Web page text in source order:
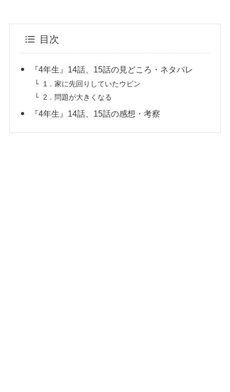
目次
『4年生』14話、15話の見どころ・ネタバレ
1．家に先回りしていたウビン
2．問題が大きくなる
『4年生』14話、15話の感想・考察